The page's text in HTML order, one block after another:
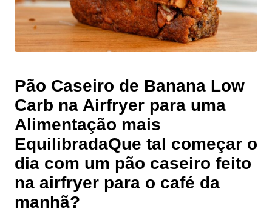
Pão Caseiro de Banana Low
Carb na Airfryer para uma
Alimentação mais
EquilibradaQue tal começar o
dia com um pão caseiro feito
na airfryer para o café da
manhã?